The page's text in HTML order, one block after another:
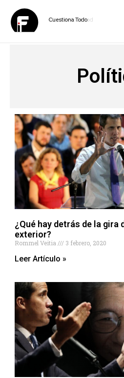
CuestionaTodo
¿Qué hay detrás de la gira
exterior?
Rommel Veitia 3 febrero, 2020
Leer Artículo »